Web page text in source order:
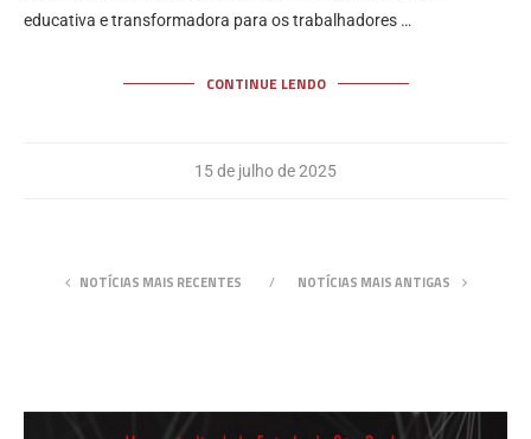
educativa e transformadora para os trabalhadores …
CONTINUE LENDO
15 de julho de 2025
NOTÍCIAS MAIS RECENTES NOTÍCIAS MAIS ANTIGAS